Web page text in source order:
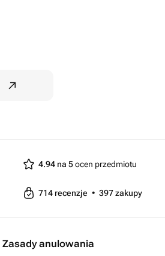
4.94 na 5ocen przedmiotu
714 recenzje • 397zakupy
Zasady anulowania